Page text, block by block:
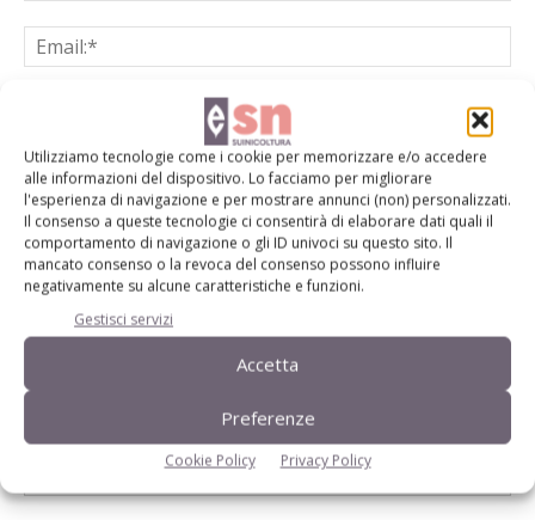
Utilizziamo tecnologie come i cookie per memorizzare e/o accedere
alle informazioni del dispositivo. Lo facciamo per migliorare
l'esperienza di navigazione e per mostrare annunci (non) personalizzati.
Il consenso a queste tecnologie ci consentirà di elaborare dati quali il
comportamento di navigazione o gli ID univoci su questo sito. Il
mancato consenso o la revoca del consenso possono influire
negativamente su alcune caratteristiche e funzioni.
Gestisci servizi
Accetta
Preferenze
Cookie Policy Privacy Policy
Salva il mio nome, email e sito web in questo browser per la
prossima volta che commento.
Tecniche, prodotti e servizi dalle aziende